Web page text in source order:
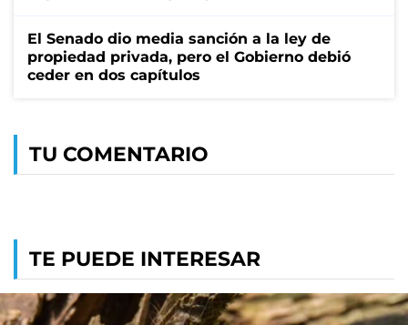
El Senado dio media sanción a la ley de
propiedad privada, pero el Gobierno debió
ceder en dos capítulos
TU COMENTARIO
TE PUEDE INTERESAR